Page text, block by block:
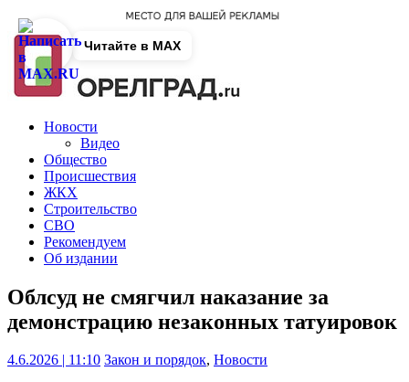
Новости
Видео
Общество
Происшествия
ЖКХ
Строительство
СВО
Рекомендуем
Об издании
Облсуд не смягчил наказание за
демонстрацию незаконных татуировок
4.6.2026 | 11:10 Закон и порядок, Новости
Читайте в MAX